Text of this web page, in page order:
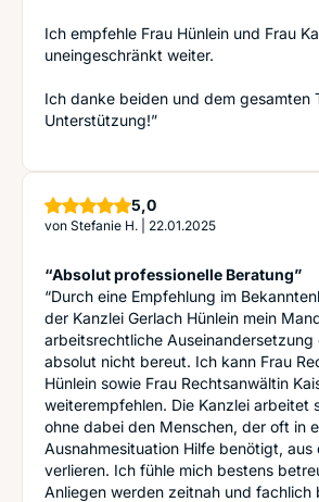
Ich empfehle Frau Hünlein und Frau
uneingeschränkt weiter.
Ich danke beiden und dem gesamten
Unterstützung!”
5,0Sterne
von Stefanie H. 22.01.2025
“Absolut professionelle Beratung”
“Durch eine Empfehlung im
der Kanzlei Gerlach Hünlein mein
arbeitsrechtliche Auseinandersetzung
absolut nicht bereut. Ich kann Frau
Hünlein sowie Frau Rechtsanwältin
weiterempfehlen. Die Kanzlei arbeitet
ohne dabei den Menschen, der oft in
Ausnahmesituation Hilfe benötigt, aus
verlieren. Ich fühle mich bestens
Anliegen werden zeitnah und fachlich